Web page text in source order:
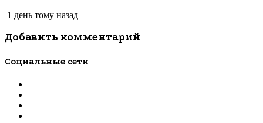
1 день тому назад
Добавить комментарий
Социальные сети